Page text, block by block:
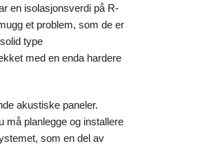
en isolasjonsverdi på R-
et problem, som de er
type
med en enda hardere
akustiske paneler.
må planlegge og installere
som en del av